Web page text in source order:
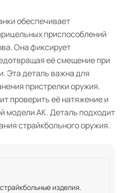
обеспечивает
приспособлений
Она фиксирует
её смещение при
Эта деталь важна для
пристрелки оружия.
проверить её натяжение и
модели АК. Деталь подходит
страйкбольного оружия.
изделия.